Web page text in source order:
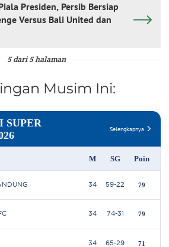
Presiden, Persib Bersiap
Versus Bali United dan
5 dari 5 halaman
Musim Ini: